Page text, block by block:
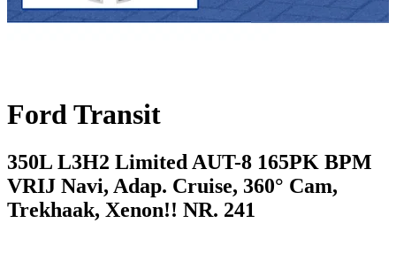
Ford Transit
350L L3H2 Limited AUT-8 165PK BPM
VRIJ Navi, Adap. Cruise, 360° Cam,
Trekhaak, Xenon!! NR. 241